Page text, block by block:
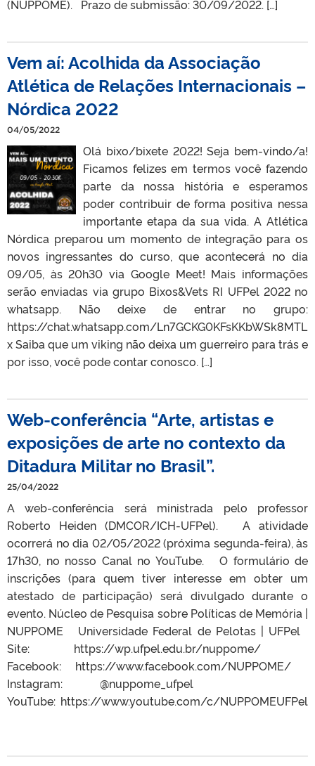
(NUPPOME). Prazo de submissão: 30/09/2022. […]
Vem aí: Acolhida da Associação
Atlética de Relações Internacionais –
Nórdica 2022
04/05/2022
Olá bixo/bixete 2022! Seja bem-vindo/a!
Ficamos felizes em termos você fazendo
parte da nossa história e esperamos
poder contribuir de forma positiva nessa
importante etapa da sua vida. A Atlética
Nórdica preparou um momento de integração para os
novos ingressantes do curso, que acontecerá no dia
09/05, às 20h30 via Google Meet! Mais informações
serão enviadas via grupo Bixos&Vets RI UFPel 2022 no
whatsapp. Não deixe de entrar no grupo:
https://chat.whatsapp.com/Ln7GCKG0KFsKKbWSk8MTL
x Saiba que um viking não deixa um guerreiro para trás e
por isso, você pode contar conosco. […]
Web-conferência “Arte, artistas e
exposições de arte no contexto da
Ditadura Militar no Brasil”.
25/04/2022
A web-conferência será ministrada pelo professor
Roberto Heiden (DMCOR/ICH-UFPel). A atividade
ocorrerá no dia 02/05/2022 (próxima segunda-feira), às
17h30, no nosso Canal no YouTube. O formulário de
inscrições (para quem tiver interesse em obter um
atestado de participação) será divulgado durante o
evento. Núcleo de Pesquisa sobre Políticas de Memória |
NUPPOME Universidade Federal de Pelotas | UFPel
Site: https://wp.ufpel.edu.br/nuppome/
Facebook: https://www.facebook.com/NUPPOME/
Instagram: @nuppome_ufpel
YouTube: https://www.youtube.com/c/NUPPOMEUFPel